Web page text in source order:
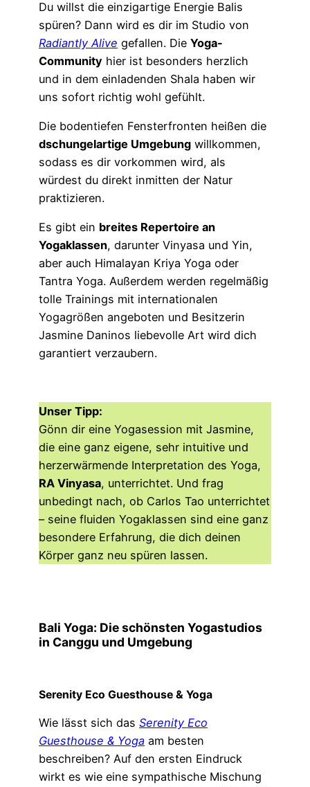
Du willst die einzigartige Energie Balis
spüren? Dann wird es dir im Studio von
Radiantly Alive gefallen. Die Yoga-
Community hier ist besonders herzlich
und in dem einladenden Shala haben wir
uns sofort richtig wohl gefühlt.
Die bodentiefen Fensterfronten heißen die
dschungelartige Umgebung willkommen,
sodass es dir vorkommen wird, als
würdest du direkt inmitten der Natur
praktizieren.
Es gibt ein breites Repertoire an
Yogaklassen, darunter Vinyasa und Yin,
aber auch Himalayan Kriya Yoga oder
Tantra Yoga. Außerdem werden regelmäßig
tolle Trainings mit internationalen
Yogagrößen angeboten und Besitzerin
Jasmine Daninos liebevolle Art wird dich
garantiert verzaubern.
Unser Tipp:
Gönn dir eine Yogasession mit Jasmine,
die eine ganz eigene, sehr intuitive und
herzerwärmende Interpretation des Yoga,
RA Vinyasa, unterrichtet. Und frag
unbedingt nach, ob Carlos Tao unterrichtet
– seine fluiden Yogaklassen sind eine ganz
besondere Erfahrung, die dich deinen
Körper ganz neu spüren lassen.
Bali Yoga: Die schönsten Yogastudios
in Canggu und Umgebung
Serenity Eco Guesthouse & Yoga
Wie lässt sich das Serenity Eco
Guesthouse & Yoga am besten
beschreiben? Auf den ersten Eindruck
wirkt es wie eine sympathische Mischung